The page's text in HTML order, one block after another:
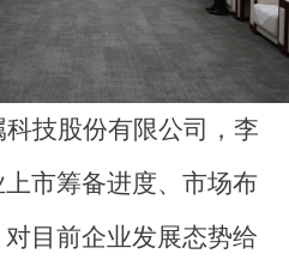
技股份有限公司，李
市筹备进度、市场布
目前企业发展态势给